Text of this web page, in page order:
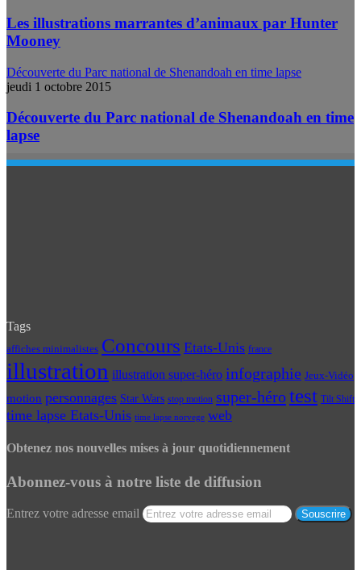
Les illustrations marrantes d’animaux par Hunter
Mooney
Découverte du Parc national de Shenandoah en time lapse
jeudi 1 octobre 2015
Découverte du Parc national de Shenandoah en time
lapse
Tags
affiches minimalistes Concours Etats-Unis france
illustration illustration super-héro infographie Jeux-Vidéo
motion personnages Star Wars stop motion super-hérotest Tilt Shift
time lapse Etats-Unis time lapse norvege web
Obtenez nos nouvelles mises à jour quotidiennement
Abonnez-vous à notre liste de diffusion
Entrez votre adresse email